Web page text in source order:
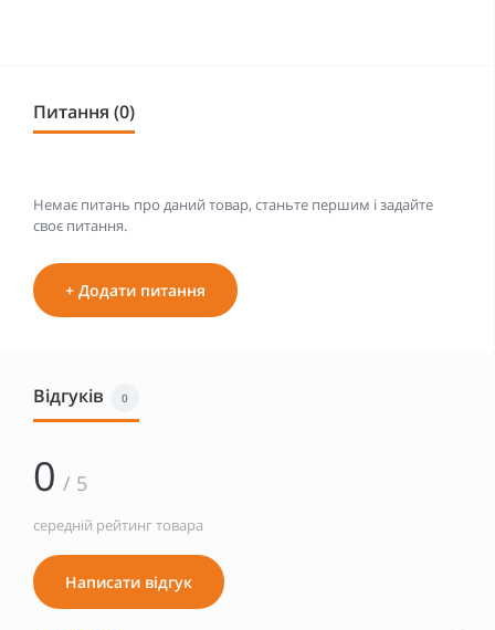
Питання (0)
Немає питань про даний товар, станьте першим і задайте
своє питання.
+ Додати питання
Відгуків 0
0 / 5
середній рейтинг товара
Написати відгук